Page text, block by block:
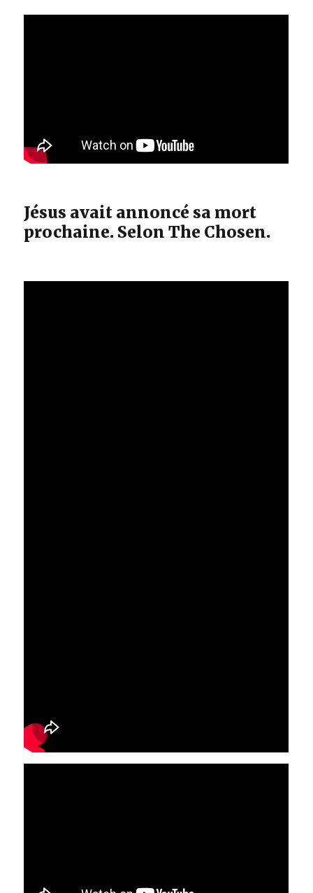
Jésus avait annoncé sa mort
prochaine. Selon The Chosen.